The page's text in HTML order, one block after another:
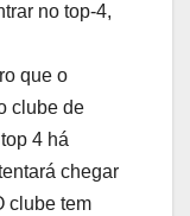
no top-4,
que o
clube de
4 há
chegar
clube tem